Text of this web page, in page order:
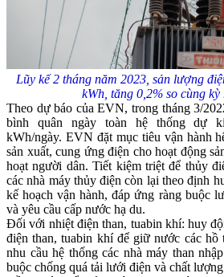
Lũy kế 2 tháng năm 2023, sản lượng
kWh, tăng 0,2% so cùng kỳ
Theo dự báo của EVN, trong tháng 3/
bình quân ngày toàn hệ thống dự
kWh/ngày. EVN đặt mục tiêu vận hành
sản xuất, cung ứng điện cho hoạt động
hoạt người dân. Tiết kiệm triệt để thủy
các nhà máy thủy điện còn lại theo định
kế hoạch vận hành, đáp ứng ràng buộc
và yêu cầu cấp nước hạ du.
Đối với nhiệt điện than, tuabin khí: huy
điện than, tuabin khí để giữ nước các hồ
nhu cầu hệ thống các nhà máy than
buộc chống quá tải lưới điện và chất